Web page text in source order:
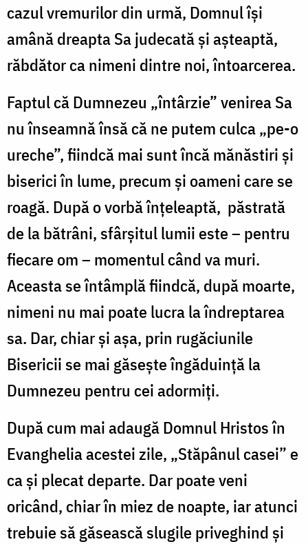
cazul vremurilor din urmă, Domnul își
amână dreapta Sa judecată și așteaptă,
răbdător ca nimeni dintre noi, întoarcerea.
Faptul că Dumnezeu „întârzie” venirea Sa
nu înseamnă însă că ne putem culca „pe-o
ureche”, fiindcă mai sunt încă mănăstiri și
biserici în lume, precum și oameni care se
roagă. După o vorbă înțeleaptă, păstrată
de la bătrâni, sfârșitul lumii este – pentru
fiecare om – momentul când va muri.
Aceasta se întâmplă fiindcă, după moarte,
nimeni nu mai poate lucra la îndreptarea
sa. Dar, chiar și așa, prin rugăciunile
Bisericii se mai găsește îngăduință la
Dumnezeu pentru cei adormiți.
După cum mai adaugă Domnul Hristos în
Evanghelia acestei zile, „Stăpânul casei” e
ca și plecat departe. Dar poate veni
oricând, chiar în miez de noapte, iar atunci
trebuie să găsească slugile priveghind și